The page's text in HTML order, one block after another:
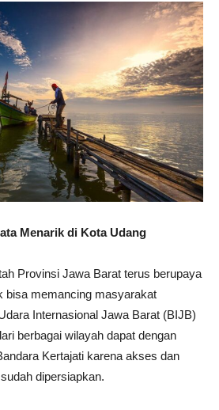
Menarik di Kota Udang
Provinsi Jawa Barat terus berupaya
bisa memancing masyarakat
Internasional Jawa Barat (BIJB)
berbagai wilayah dapat dengan
Kertajati karena akses dan
dipersiapkan.